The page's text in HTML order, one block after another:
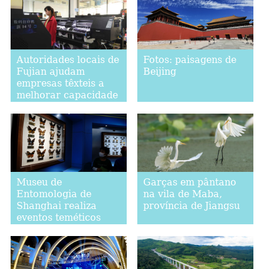
Autoridades locais de
Fujian ajudam
empresas têxteis a
melhorar capacidade
Fotos: paisagens de
Beijing
Museu de
Entomologia de
Shanghai realiza
eventos teméticos
Ciências
Garças em pântano
na vila de Maba,
província de Jiangsu